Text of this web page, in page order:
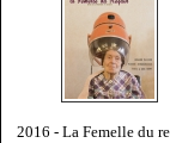
2016 - La Femelle du